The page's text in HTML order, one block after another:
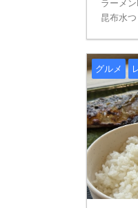
ラーメ
昆布水
グルメ